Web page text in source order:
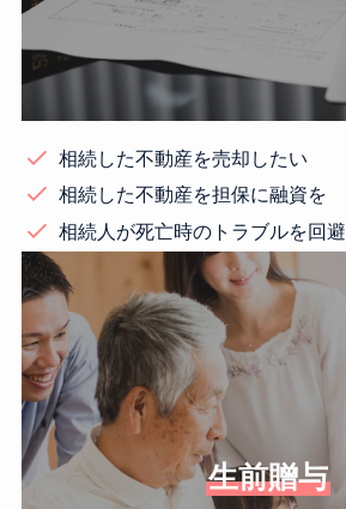
相続した不動産を売却したい
相続した不動産を担保に融資を
相続人が死亡時のトラブルを回避
生前贈与